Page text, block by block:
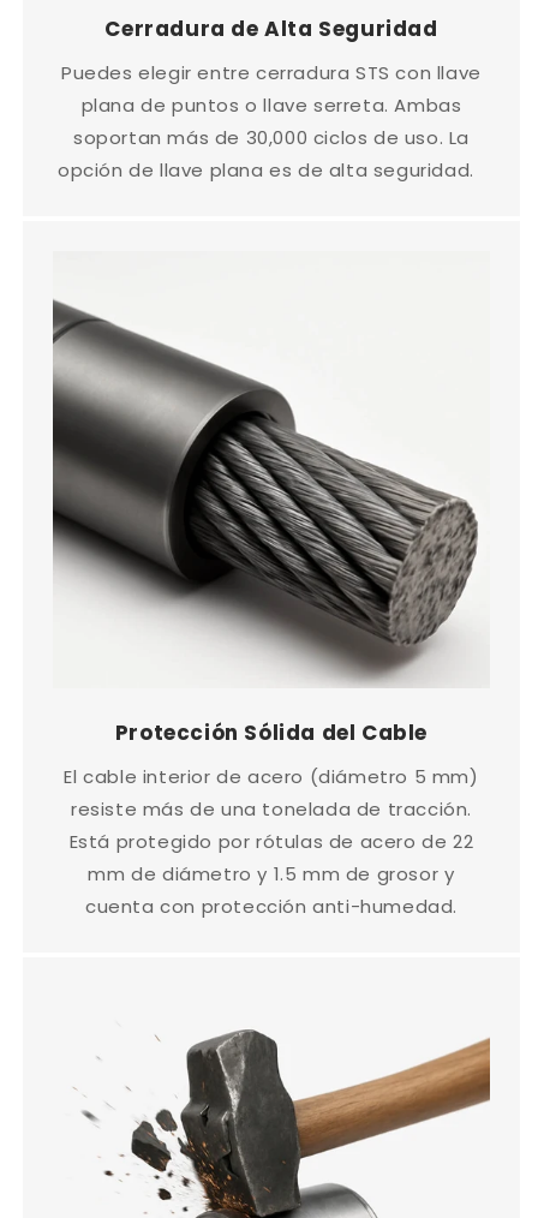
Cerradura de Alta Seguridad
Puedes elegir entre cerradura STS con llave
plana de puntos o llave serreta. Ambas
soportan más de 30,000 ciclos de uso. La
opción de llave plana es de alta seguridad.
Protección Sólida del Cable
El cable interior de acero (diámetro 5 mm)
resiste más de una tonelada de tracción.
Está protegido por rótulas de acero de 22
mm de diámetro y 1.5 mm de grosor y
cuenta con protección anti-humedad.